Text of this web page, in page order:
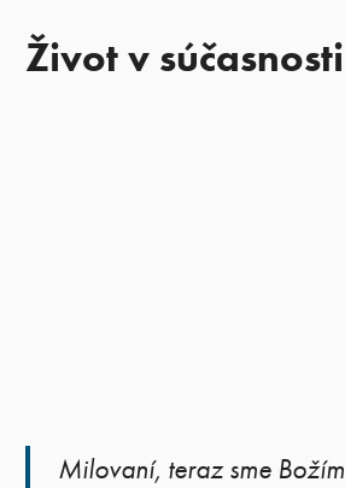
Život v súčasnosti
Milovaní, teraz sme